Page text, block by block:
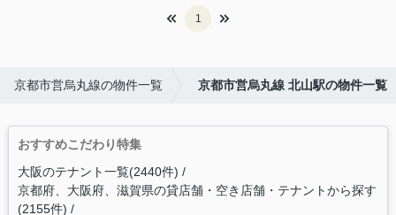
1
京都市営烏丸線の物件一覧 京都市営烏丸線 北山駅の物件一覧
おすすめこだわり特集
大阪のテナント一覧(2440件)
京都府、大阪府、滋賀県の貸店舗・空き店舗・テナントから探す
(2155件)